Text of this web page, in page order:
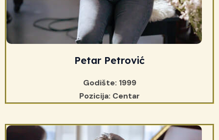
Petar Petrović
Godište: 1999
Pozicija: Centar